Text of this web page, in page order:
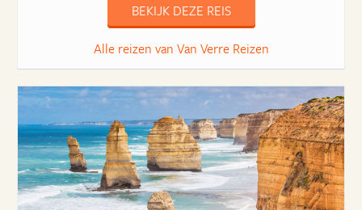
BEKIJK DEZE REIS
Alle reizen van Van Verre Reizen